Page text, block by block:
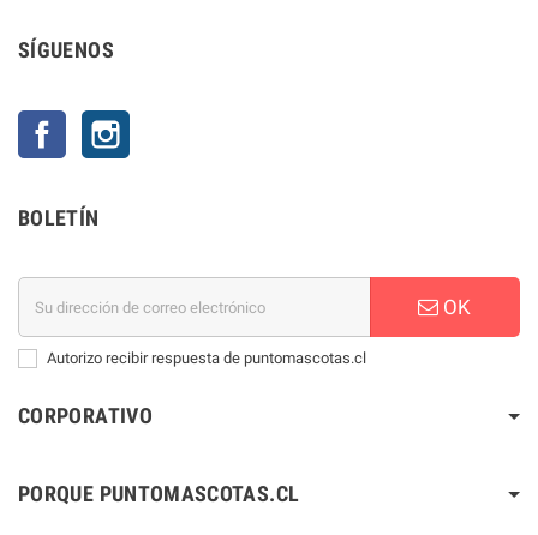
SÍGUENOS
Facebook
BOLETÍN
OK
Autorizo recibir respuesta de puntomascotas.cl
CORPORATIVO
PORQUE PUNTOMASCOTAS.CL